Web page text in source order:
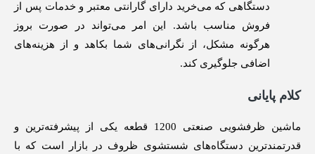
دستگاهی که می‌خرید دارای گارانتی معتبر و خدمات پس از
فروش مناسب باشد. این امر می‌تواند در صورت بروز
هرگونه مشکل، از نگرانی‌های شما بکاهد و از هزینه‌های
اضافی جلوگیری کند.
کلام پایانی
ماشین ظرفشویی صنعتی 1200 قطعه یکی از پیشرفته‌ترین و
قدرتمندترین دستگاه‌های شستشوی ظروف در بازار است که با